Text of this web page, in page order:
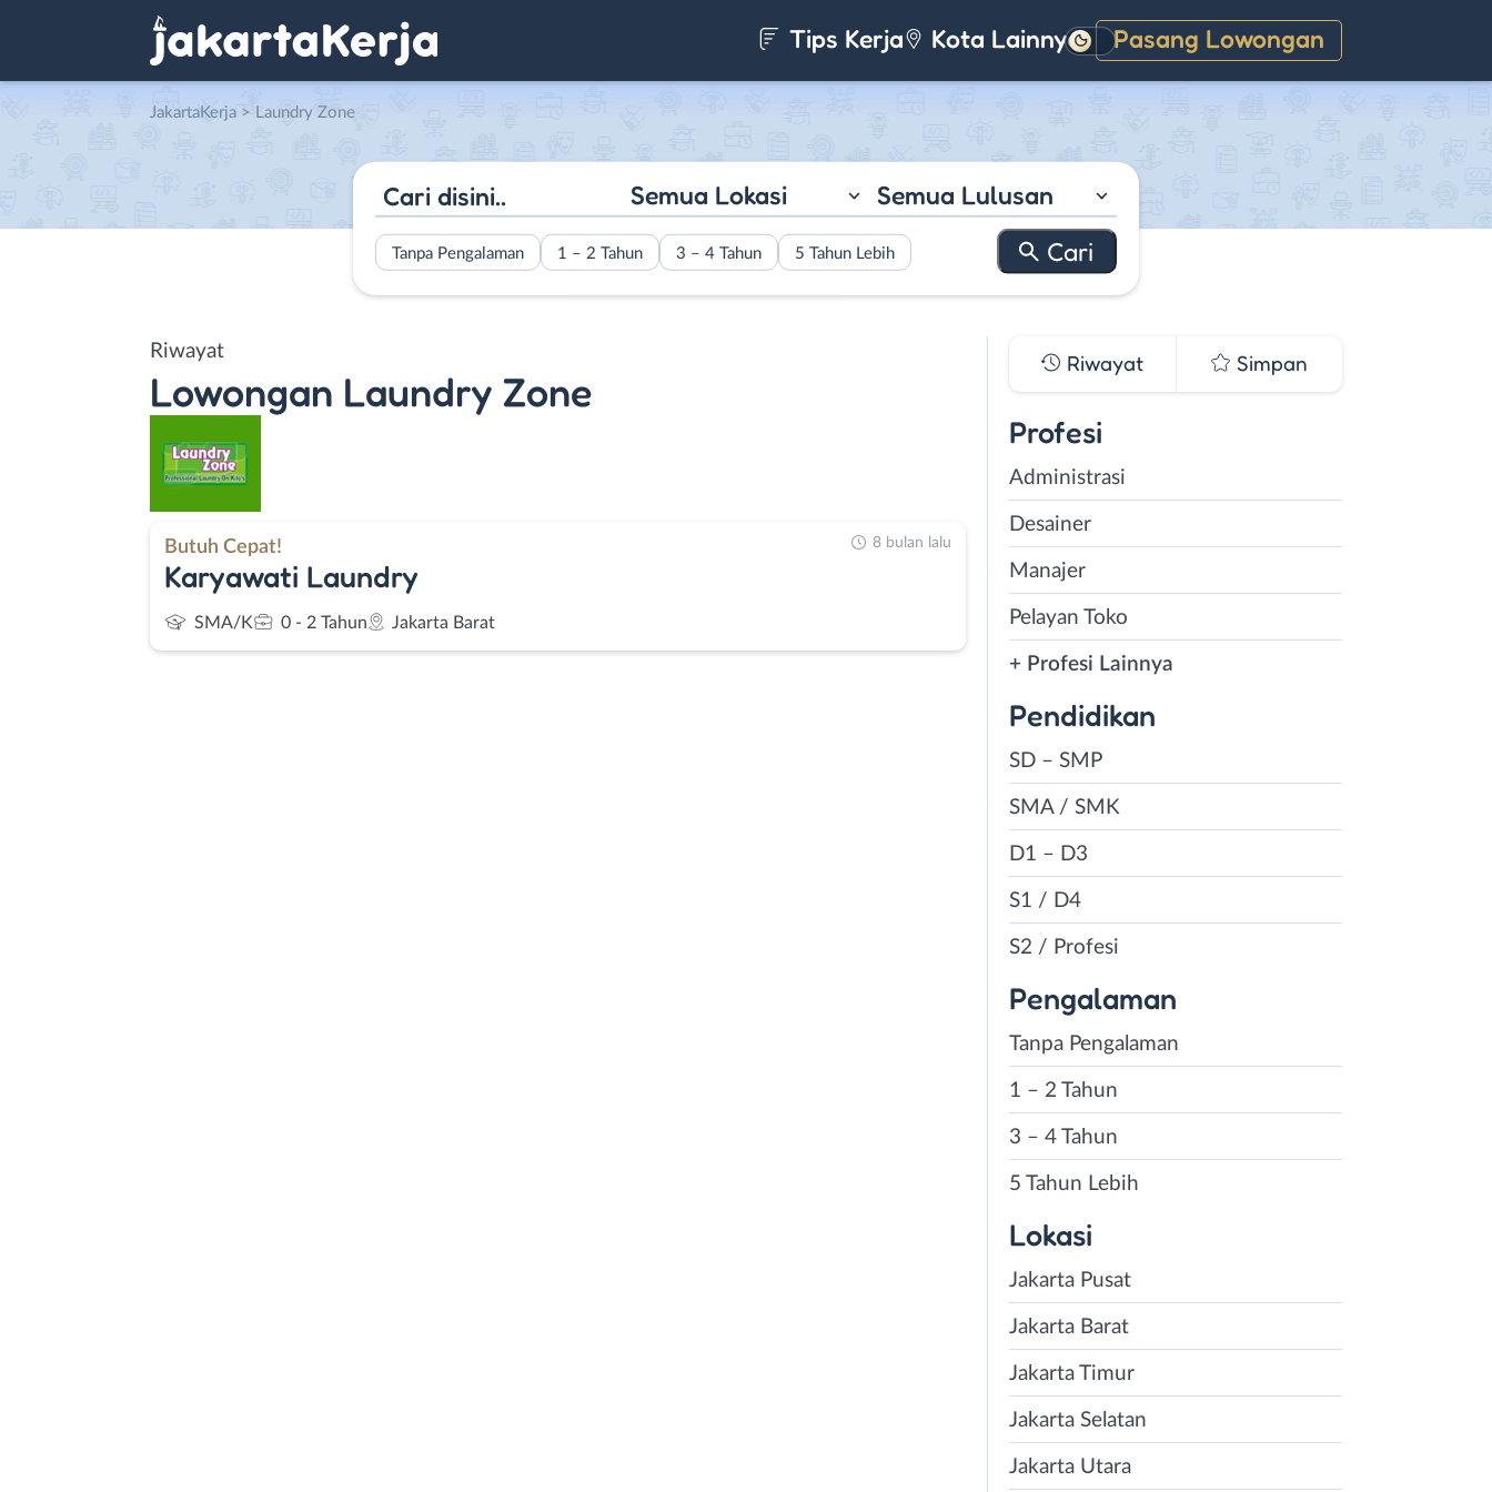
Tips Kerja Kota Lainnya Pasang Lowongan
Gelap
JakartaKerja > Laundry Zone
Semua Lokasi Semua Lulusan
Tanpa Pengalaman 1 – 2 Tahun 3 – 4 Tahun 5 Tahun Lebih
Riwayat
Lowongan Laundry Zone
Butuh Cepat!
Karyawati Laundry
SMA/K 0 - 2 Tahun Jakarta Barat
8 bulan lalu
Riwayat Simpan
Profesi
Administrasi
Desainer
Manajer
Pelayan Toko
+ Profesi Lainnya
Pendidikan
SD – SMP
SMA / SMK
D1 – D3
S1 / D4
S2 / Profesi
Pengalaman
Tanpa Pengalaman
1 – 2 Tahun
3 – 4 Tahun
5 Tahun Lebih
Lokasi
Jakarta Pusat
Jakarta Barat
Jakarta Timur
Jakarta Selatan
Jakarta Utara